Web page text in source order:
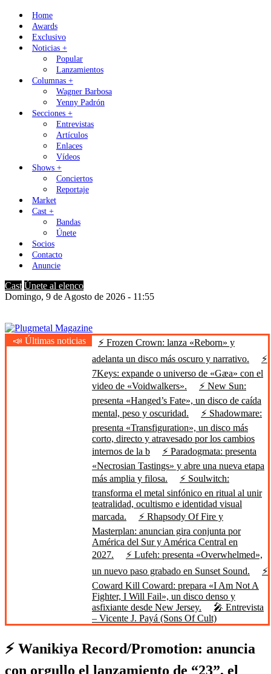
Skip
content
Home
Awards
Exclusivo
Noticias +
Popular
Lanzamientos
Columnas +
Wagner Barbosa
Yenny Padrón
Secciones +
Entrevistas
Artículos
Enlaces
Vídeos
Shows +
Conciertos
Reportaje
Market
Cast +
Bandas
Únete
Socios
Contacto
Anuncie
Cast Únete al elenco
Domingo, 9 de Agosto de 2026 - 11:55
Plugmetal Magazine
Heavy Metal is Life
📣 Últimas noticias
⚡ Frozen Crown: lanza «Reborn» y
adelanta un disco más oscuro y narrativo.
⚡
7Keys: expande o universo de «Gæa» con el
video de «Voidwalkers».
⚡ New Sun:
presenta «Hanged’s Fate», un disco de caída
mental, peso y oscuridad.
⚡ Shadowmare:
presenta «Transfiguration», un disco más
corto, directo y atravesado por los cambios
internos de la b
⚡ Paradogmata: presenta
«Necrosian Tastings» y abre una nueva etapa
más amplia y filosa.
⚡ Soulwitch:
transforma el metal sinfónico en ritual al unir
teatralidad, ocultismo e identidad visual
marcada.
⚡ Rhapsody Of Fire y
Masterplan: anuncian gira conjunta por
América del Sur y América Central en
2027.
⚡ Lufeh: presenta «Overwhelmed»,
un nuevo paso grabado en Sunset Sound.
⚡
Coward Kill Coward: prepara «I Am Not A
Fighter, I Will Fail», un disco denso y
asfixiante desde New Jersey.
🎤 Entrevista
– Vicente J. Payá (Sons Of Cult)
⚡ Wanikiya Record/Promotion: anuncia
con orgullo el lanzamiento de “23”, el